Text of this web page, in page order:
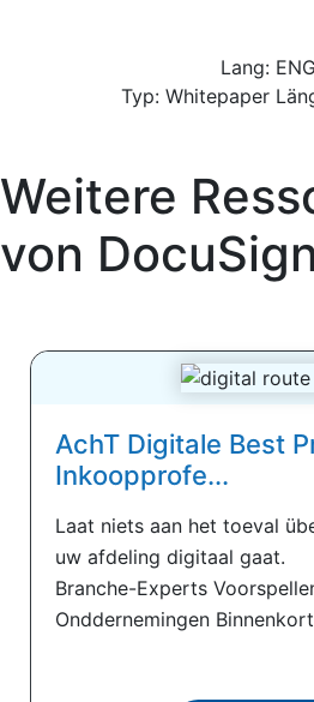
Lang: ENG
Typ: Whitepaper
Weitere
von DocuSign
AchT Digitale Best
Inkoopprofe...
Laat niets aan het toeval
uw afdeling digitaal gaat.
Branche-Experts
Onddernemingen